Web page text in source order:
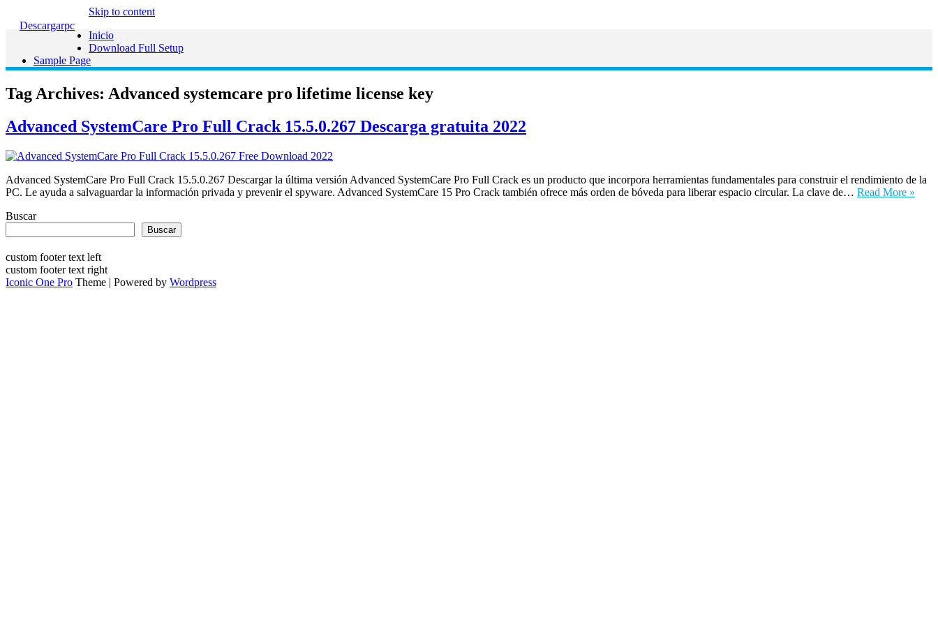
Descargarpc
Skip to content
Inicio
Download Full Setup
Sample Page
Tag Archives: Advanced systemcare pro lifetime license key
Advanced SystemCare Pro Full Crack 15.5.0.267 Descarga gratuita 2022
Advanced SystemCare Pro Full Crack 15.5.0.267 Descargar la última versión Advanced SystemCare Pro Full Crack es un producto que incorpora herramientas fundamentales para construir el rendimiento de la
PC. Le ayuda a salvaguardar la información privada y prevenir el spyware. Advanced SystemCare 15 Pro Crack también ofrece más orden de bóveda para liberar espacio circular. La clave de… Read More »
Buscar
Buscar
custom footer text left
custom footer text right
Iconic One Pro Theme | Powered by Wordpress